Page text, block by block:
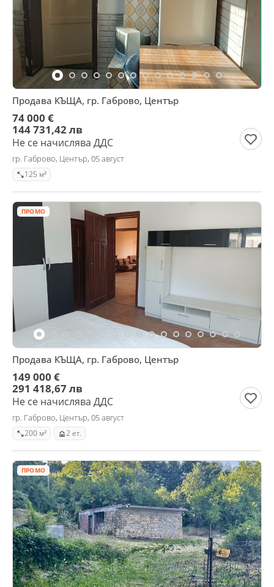
Продава КЪЩА, гр. Габрово, Център
74 000 €
144 731,42 лв
Не се начислява ДДС
гр. Габрово, Център, 05 август
125 м²
ПРОМО
Продава КЪЩА, гр. Габрово, Център
149 000 €
291 418,67 лв
Не се начислява ДДС
гр. Габрово, Център, 05 август
200 м² 2 ет.
ПРОМО